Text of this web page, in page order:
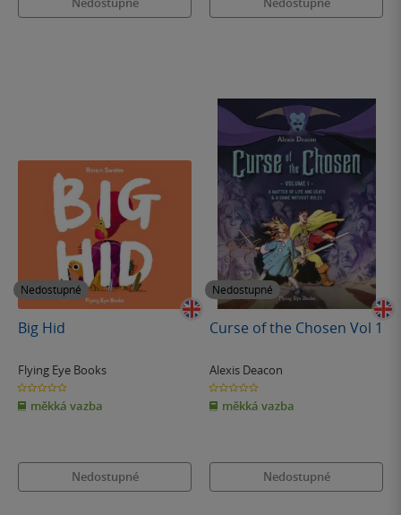
Nedostupné
Big Hid
Flying Eye Books
0.0
z
5
hvězdiček
měkká vazba
Nedostupné
Nedostupné
Curse of the Chosen Vol 1
Alexis Deacon
0.0
z
5
hvězdiček
měkká vazba
Nedostupné